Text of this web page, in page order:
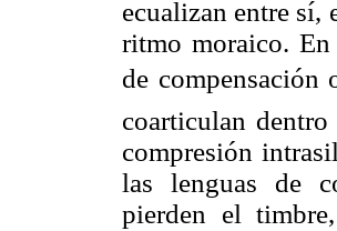
ecualizan entre sí,
ritmo moraico. En
de
coarticulan
compresión
las lenguas de
pierden el